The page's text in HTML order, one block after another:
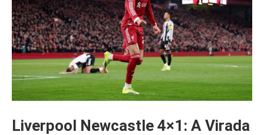
Liverpool Newcastle 4×1: A Virada